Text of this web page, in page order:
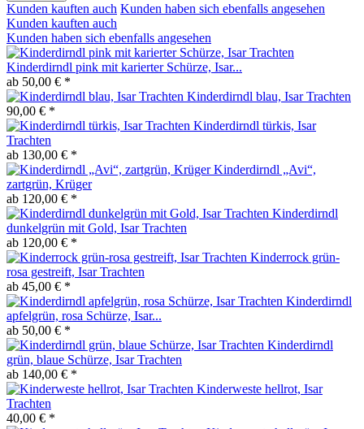
Kunden kauften auch Kunden haben sich ebenfalls angesehen
Kunden kauften auch
Kunden haben sich ebenfalls angesehen
Kinderdirndl pink mit karierter Schürze, Isar...
ab 50,00 € *
Kinderdirndl blau, Isar Trachten
90,00 € *
Kinderdirndl türkis, Isar
Trachten
ab 130,00 € *
Kinderdirndl „Avi“,
zartgrün, Krüger
ab 120,00 € *
Kinderdirndl
dunkelgrün mit Gold, Isar Trachten
ab 120,00 € *
Kinderrock grün-
rosa gestreift, Isar Trachten
ab 45,00 € *
Kinderdirndl
apfelgrün, rosa Schürze, Isar...
ab 50,00 € *
Kinderdirndl
grün, blaue Schürze, Isar Trachten
ab 140,00 € *
Kinderweste hellrot, Isar
Trachten
40,00 € *